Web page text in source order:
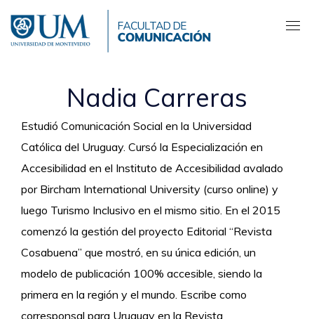
contenido
principal
Nadia Carreras
Estudió Comunicación Social en la Universidad
Católica del Uruguay. Cursó la Especialización en
Accesibilidad en el Instituto de Accesibilidad avalado
por Bircham International University (curso online) y
luego Turismo Inclusivo en el mismo sitio. En el 2015
comenzó la gestión del proyecto Editorial “Revista
Cosabuena” que mostró, en su única edición, un
modelo de publicación 100% accesible, siendo la
primera en la región y el mundo. Escribe como
corresponsal para Uruguay en la Revista